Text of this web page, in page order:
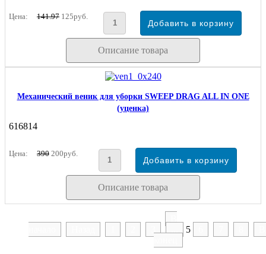
Цена: 141.97 125руб.
Описание товара
Механический веник для уборки SWEEP DRAG ALL IN ONE
(уценка)
616814
Цена: 390 200руб.
Описание товара
5